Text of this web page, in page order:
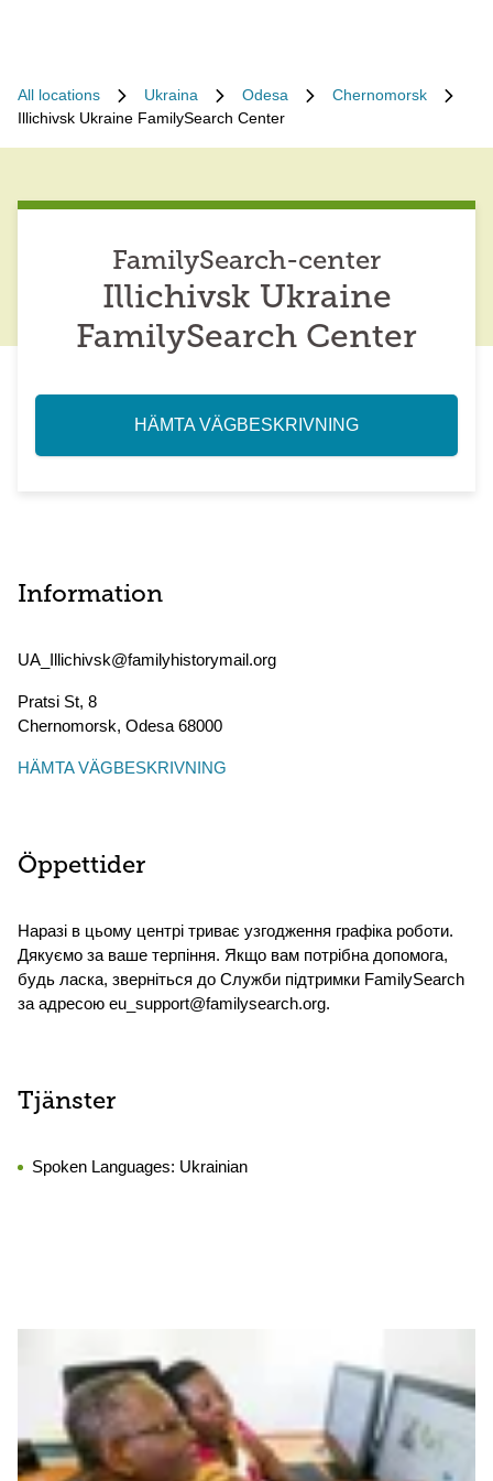
All locations Ukraina Odesa
Chernomorsk
Illichivsk Ukraine FamilySearch Center
FamilySearch-center
Illichivsk Ukraine
FamilySearch Center
HÄMTA VÄGBESKRIVNING
Information
UA_Illichivsk@familyhistorymail.org
Pratsi St, 8
Chernomorsk, Odesa 68000
HÄMTA VÄGBESKRIVNING
Öppettider
Наразі в цьому центрі триває узгодження графіка роботи.
Дякуємо за ваше терпіння. Якщо вам потрібна допомога,
будь ласка, зверніться до Служби підтримки FamilySearch
за адресою eu_support@familysearch.org.
Tjänster
Spoken Languages: Ukrainian